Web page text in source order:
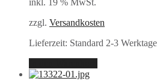
inkl. 19 % MwSt.
zzgl. Versandkosten
Lieferzeit: Standard 2-3 Werktage